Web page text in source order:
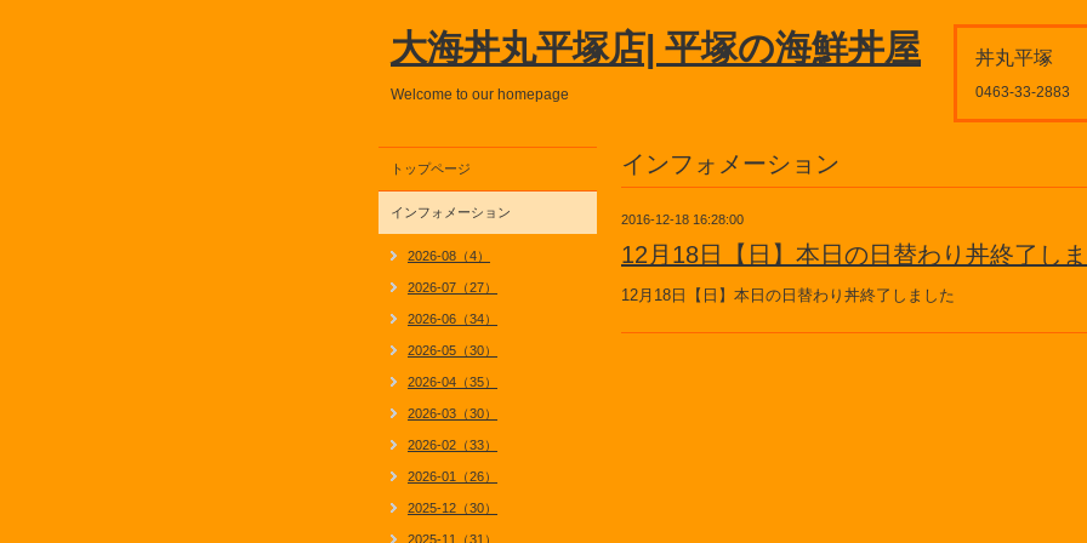
丼丸平塚
0463-33-2883
大海丼丸平塚店| 平塚の海鮮丼屋
Welcome to our homepage
インフォメーション
2016-12-18 16:28:00
12月18日【日】本日の日替わり丼終了し
12月18日【日】本日の日替わり丼終了しました
トップページ
インフォメーション
2026-08（4）
2026-07（27）
2026-06（34）
2026-05（30）
2026-04（35）
2026-03（30）
2026-02（33）
2026-01（26）
2025-12（30）
2025-11（31）